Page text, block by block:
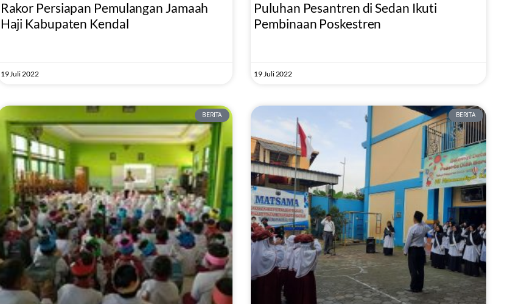
Rakor Persiapan Pemulangan Jamaah
Haji Kabupaten Kendal
19 Juli 2022
Puluhan Pesantren di Sedan Ikuti
Pembinaan Poskestren
19 Juli 2022
BERITA BERITA